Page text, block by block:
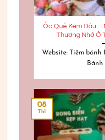
Ốc Quế Kem Dâu –
Thương Nhớ Ở
Website: Tiệm bánh
08
Th1